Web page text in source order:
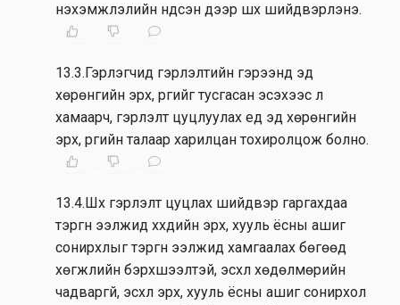
нэхэмжлэлийн үндсэн дээр шүүх шийдвэрлэнэ.
13.3.Гэрлэгчид гэрлэлтийн гэрээнд эд
хөрөнгийн эрх, үүргийг тусгасан эсэхээс үл
хамаарч, гэрлэлт цуцлуулах үед эд хөрөнгийн
эрх, үүргийн талаар харилцан тохиролцож болно.
13.4.Шүүх гэрлэлт цуцлах шийдвэр гаргахдаа
тэргүүн ээлжид хүүхдийн эрх, хууль ёсны ашиг
сонирхлыг тэргүүн ээлжид хамгаалах бөгөөд
хөгжлийн бэрхшээлтэй, эсхүл хөдөлмөрийн
чадваргүй, эсхүл эрх, хууль ёсны ашиг сонирхол